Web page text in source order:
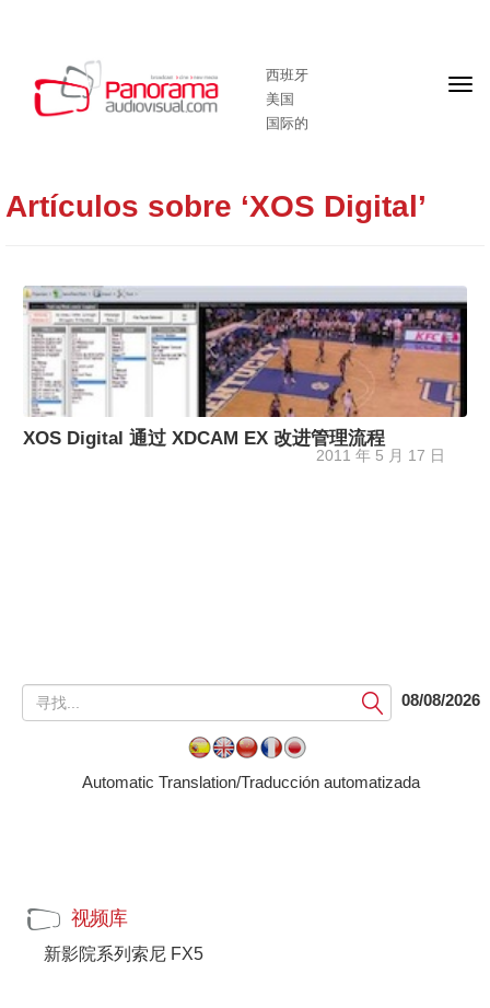
西班牙
美国
国际的
头
Artículos sobre ‘XOS Digital’
XOS Digital 通过 XDCAM EX 改进管理流程
2011 年 5 月 17 日
提
交
08/08/2026
Automatic Translation/Traducción automatizada
视频库
新影院系列索尼 FX5